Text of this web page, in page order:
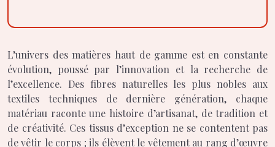
L’univers des matières haut de gamme est en constante
évolution, poussé par l’innovation et la recherche de
l’excellence. Des fibres naturelles les plus nobles aux
textiles techniques de dernière génération, chaque
matériau raconte une histoire d’artisanat, de tradition et
de créativité. Ces tissus d’exception ne se contentent pas
de vêtir le corps ; ils élèvent le vêtement au rang d’œuvre